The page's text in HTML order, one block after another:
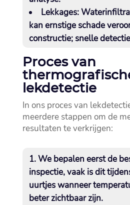
Lekkages:
kan ernstige schade
constructie; snelle
Proces van
lekdetectie
In ons proces van
meerdere stappen om de
resultaten te verkrijgen:
We bepalen eerst de
inspectie, vaak is dit
uurtjes wanneer
beter zichtbaar zijn.​